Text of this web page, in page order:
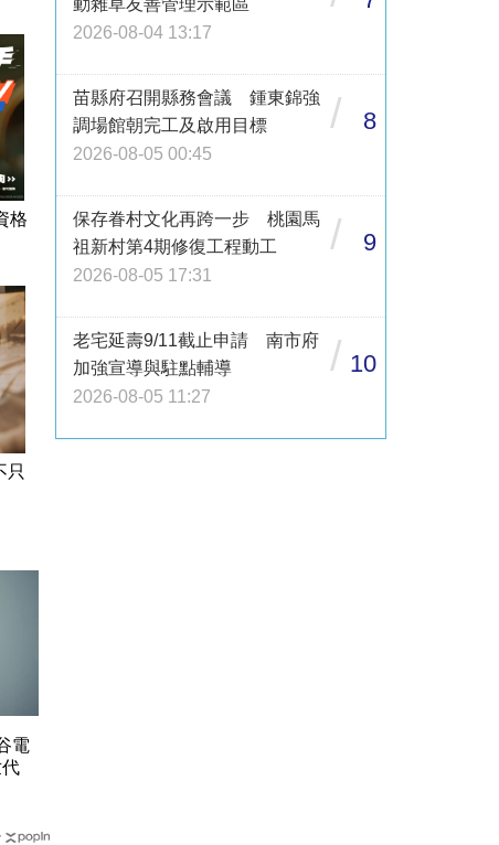
格
只
電
動雜草友善管理示範區
2026-08-04 13:17
苗縣府召開縣務會議 鍾東錦強
調場館朝完工及啟用目標
2026-08-05 00:45
/ 8
保存眷村文化再跨一步 桃園馬
祖新村第4期修復工程動工
2026-08-05 17:31
/ 9
老宅延壽9/11截止申請 南市府
加強宣導與駐點輔導
2026-08-05 11:27
/ 10